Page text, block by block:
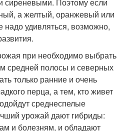
а желтый, оранжевый или
надо удивляться, возможно,
при необходимо выбрать
средней полосы и северных
только ранние и очень
перца, а тем, кто живет
среднеспелые
урожай дают гибриды:
и болезням, и обладают